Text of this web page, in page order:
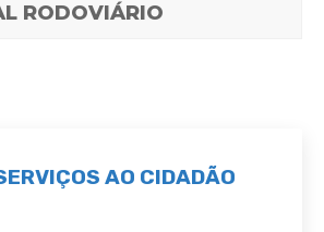
RODOVIÁRIO
AO CIDADÃO